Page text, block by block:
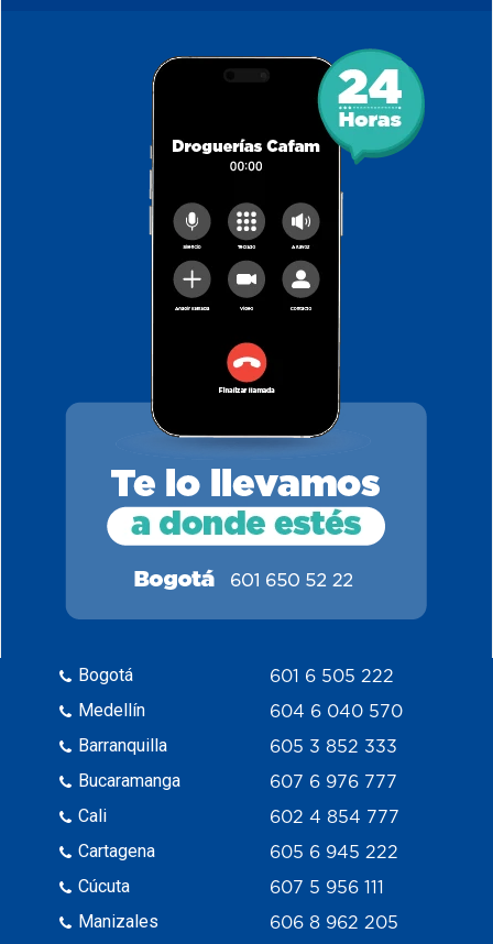
Bogotá
Medellín
Barranquilla
Bucaramanga
Cali
Cartagena
Cúcuta
Manizales
601 6 505 222
604 6 040 570
605 3 852 333
607 6 976 777
602 4 854 777
605 6 945 222
607 5 956 111
606 8 962 205